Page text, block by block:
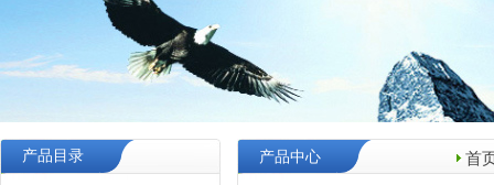
产品目录 首
产品中心